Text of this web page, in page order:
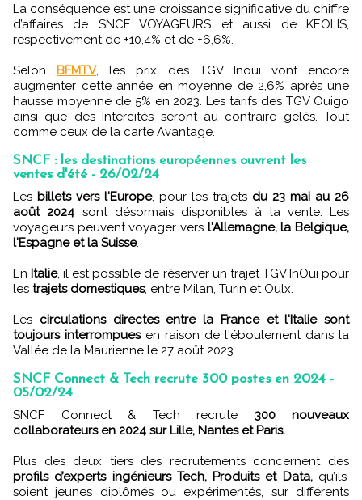
La conséquence est une croissance significative du chiffre
d’affaires de SNCF VOYAGEURS et aussi de KEOLIS,
respectivement de +10,4% et de +6,6%.
Selon BFMTV, les prix des TGV Inoui vont encore
augmenter cette année en moyenne de 2,6% après une
hausse moyenne de 5% en 2023. Les tarifs des TGV Ouigo
ainsi que des Intercités seront au contraire gelés. Tout
comme ceux de la carte Avantage.
SNCF : les destinations européennes ouvrent les
ventes d'été - 26/02/24
Les billets vers l'Europe, pour les trajets du 23 mai au 26
août 2024 sont désormais disponibles à la vente. Les
voyageurs peuvent voyager vers l'Allemagne, la Belgique,
l'Espagne et la Suisse.
En Italie, il est possible de réserver un trajet TGV InOui pour
les trajets domestiques, entre Milan, Turin et Oulx.
Les circulations directes entre la France et l'Italie sont
toujours interrompuesen raison de l'éboulement dans la
Vallée de la Maurienne le 27 août 2023.
SNCF Connect & Tech recrute 300 postes en 2024 -
05/02/24
SNCF Connect & Tech recrute 300 nouveaux
collaborateurs en 2024 sur Lille, Nantes et Paris.
Plus des deux tiers des recrutements concernent des
profils d’experts ingénieurs Tech, Produits et Data,qu’ils
soient jeunes diplômés ou expérimentés, sur différents